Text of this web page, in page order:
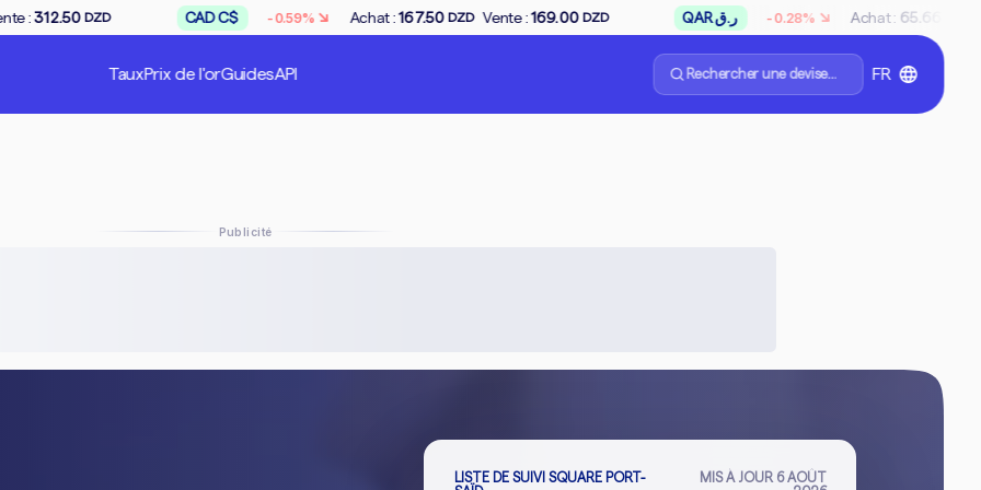
DZD ر.ق -0.28% ↘ Achat:65.66 DZD Vente :66.97 DZD -0.28% ↘ Achat 65.08 DZD Vente
TauxPrix de l'orGuidesAPI
Rechercher une devise...
FR
Publicité
LISTE DE SUIVI SQUARE PORT-
MIS À JOUR 6 AOÛT